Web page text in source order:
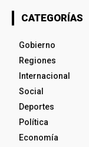
CATEGORÍAS
Gobierno
Regiones
Internacional
Social
Deportes
Política
Economía